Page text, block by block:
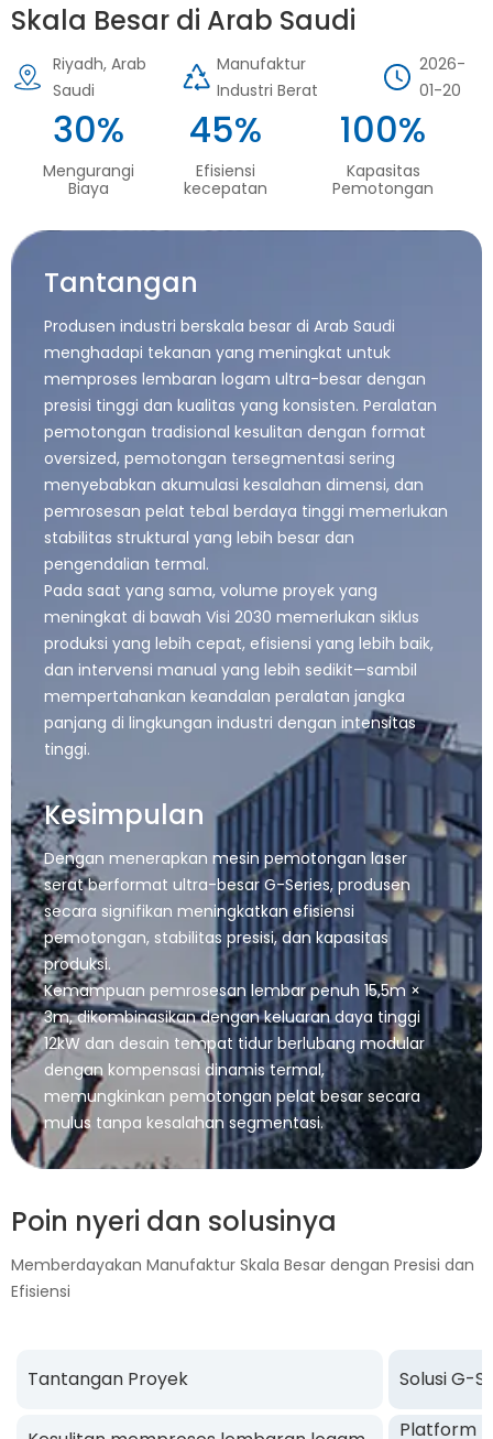
Skala Besar di Arab Saudi
Riyadh, Arab
Saudi
Manufaktur
Industri Berat
2026-
01-20
30%
Mengurangi
Biaya
45%
Efisiensi
kecepatan
100%
Kapasitas
Pemotongan
Tantangan
Produsen industri berskala besar di Arab Saudi
menghadapi tekanan yang meningkat untuk
memproses lembaran logam ultra-besar dengan
presisi tinggi dan kualitas yang konsisten. Peralatan
pemotongan tradisional kesulitan dengan format
oversized, pemotongan tersegmentasi sering
menyebabkan akumulasi kesalahan dimensi, dan
pemrosesan pelat tebal berdaya tinggi memerlukan
stabilitas struktural yang lebih besar dan
pengendalian termal.
Pada saat yang sama, volume proyek yang
meningkat di bawah Visi 2030 memerlukan siklus
produksi yang lebih cepat, efisiensi yang lebih baik,
dan intervensi manual yang lebih sedikit—sambil
mempertahankan keandalan peralatan jangka
panjang di lingkungan industri dengan intensitas
tinggi.
Kesimpulan
Dengan menerapkan mesin pemotongan laser
serat berformat ultra-besar G-Series, produsen
secara signifikan meningkatkan efisiensi
pemotongan, stabilitas presisi, dan kapasitas
produksi.
Kemampuan pemrosesan lembar penuh 15,5m ×
3m, dikombinasikan dengan keluaran daya tinggi
12kW dan desain tempat tidur berlubang modular
dengan kompensasi dinamis termal,
memungkinkan pemotongan pelat besar secara
mulus tanpa kesalahan segmentasi.
Poin nyeri dan solusinya
Memberdayakan Manufaktur Skala Besar dengan Presisi dan
Efisiensi
Tantangan Proyek Solusi G-
Platform